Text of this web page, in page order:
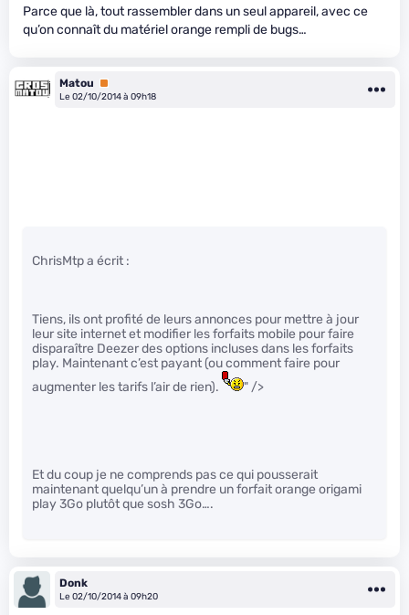
Parce que là, tout rassembler dans un seul appareil, avec ce
qu’on connaît du matériel orange rempli de bugs…
Matou
Premium
Le 02/10/2014 à 09h18
ChrisMtp a écrit :
Tiens, ils ont profité de leurs annonces pour mettre à jour
leur site internet et modifier les forfaits mobile pour faire
disparaître Deezer des options incluses dans les forfaits
play. Maintenant c’est payant (ou comment faire pour
augmenter les tarifs l’air de rien).
" />
Et du coup je ne comprends pas ce qui pousserait
maintenant quelqu’un à prendre un forfait orange origami
play 3Go plutôt que sosh 3Go….
Donk
Le 02/10/2014 à 09h20